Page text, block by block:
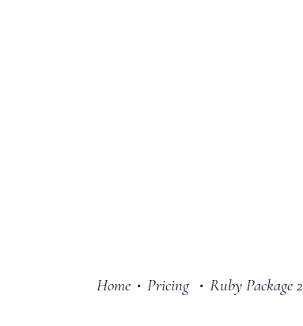
Home • Pricing • Ruby Package 2